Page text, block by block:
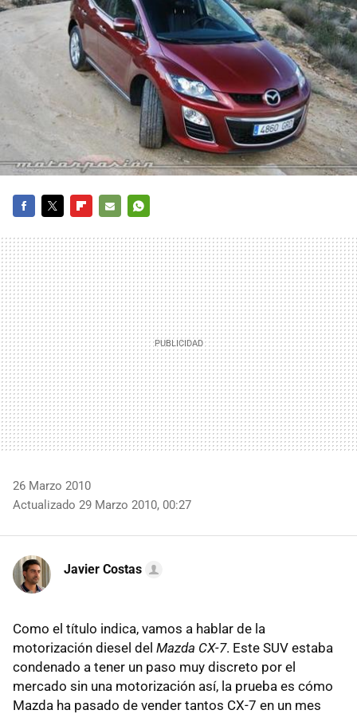
MAIL
26 Marzo 2010
Actualizado 29 Marzo 2010, 00:27
Javier Costas
Como el título indica, vamos a hablar de la
motorización diesel del Mazda CX-7. Este SUV estaba
condenado a tener un paso muy discreto por el
mercado sin una motorización así, la prueba es cómo
Mazda ha pasado de vender tantos CX-7 en un mes